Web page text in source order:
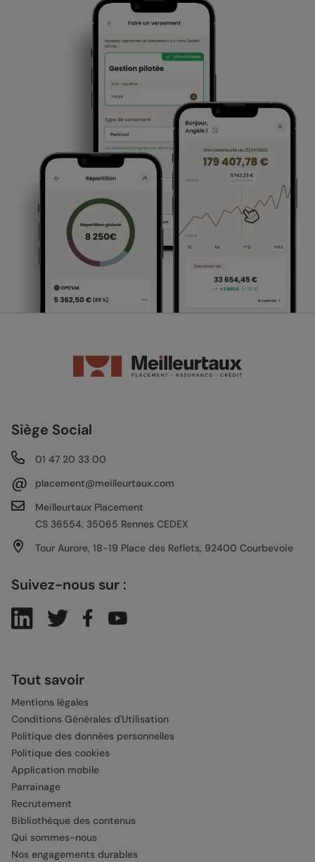
Siège Social
01 47 20 33 00
@
placement@meilleurtaux.com
Meilleurtaux Placement
CS 36554, 35065 Rennes CEDEX
Tour Aurore, 18-19 Place des Reflets, 92400 Courbevoie
Suivez-nous sur :
Tout savoir
Mentions légales
Conditions Générales d'Utilisation
Politique des données personnelles
Politique des cookies
Application mobile
Parrainage
Recrutement
Bibliothèque des contenus
Qui sommes-nous
Nos engagements durables